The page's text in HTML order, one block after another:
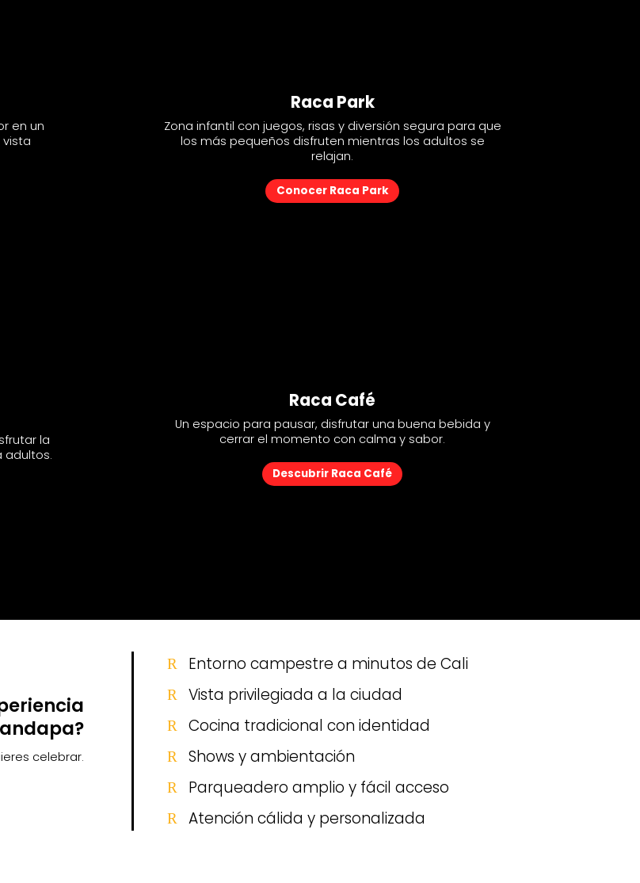
en un
en un
Raca Park
Zona infantil con juegos, risas y diversión segura para que
los más pequeños disfruten mientras los adultos se
relajan.
Conocer Raca Park
Raca Park
Zona infantil con juegos, risas y diversión segura para que
los más pequeños disfruten mientras los adultos se
relajan.
Conocer Raca Park
la
adultos.
la
adultos.
Raca Café
Un espacio para pausar, disfrutar una buena bebida y
cerrar el momento con calma y sabor.
Descubrir Raca Café
Raca Café
Un espacio para pausar, disfrutar una buena bebida y
cerrar el momento con calma y sabor.
Descubrir Raca Café
celebrar.
R Entorno campestre a minutos de Cali
R Vista privilegiada a la ciudad
R Cocina tradicional con identidad
R Shows y ambientación
R Parqueadero amplio y fácil acceso
R Atención cálida y personalizada